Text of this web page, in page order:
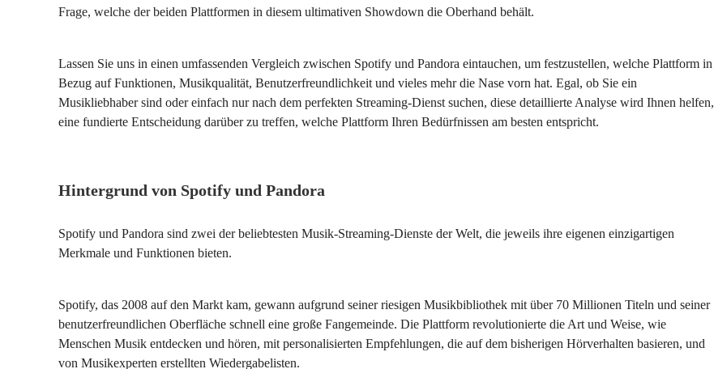
Frage, welche der beiden Plattformen in diesem ultimativen Showdown die Oberhand behält.
Lassen Sie uns in einen umfassenden Vergleich zwischen Spotify und Pandora eintauchen, um festzustellen, welche Plattform in
Bezug auf Funktionen, Musikqualität, Benutzerfreundlichkeit und vieles mehr die Nase vorn hat. Egal, ob Sie ein
Musikliebhaber sind oder einfach nur nach dem perfekten Streaming-Dienst suchen, diese detaillierte Analyse wird Ihnen helfen,
eine fundierte Entscheidung darüber zu treffen, welche Plattform Ihren Bedürfnissen am besten entspricht.
Hintergrund von Spotify und Pandora
Spotify und Pandora sind zwei der beliebtesten Musik-Streaming-Dienste der Welt, die jeweils ihre eigenen einzigartigen
Merkmale und Funktionen bieten.
Spotify, das 2008 auf den Markt kam, gewann aufgrund seiner riesigen Musikbibliothek mit über 70 Millionen Titeln und seiner
benutzerfreundlichen Oberfläche schnell eine große Fangemeinde. Die Plattform revolutionierte die Art und Weise, wie
Menschen Musik entdecken und hören, mit personalisierten Empfehlungen, die auf dem bisherigen Hörverhalten basieren, und
von Musikexperten erstellten Wiedergabelisten.